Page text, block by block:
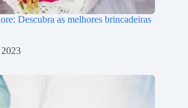
Descubra as melhores brincadeiras